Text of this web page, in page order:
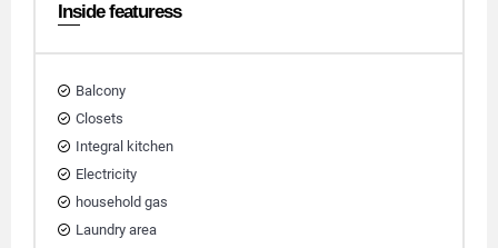
Inside featuress
Balcony
Closets
Integral kitchen
Electricity
household gas
Laundry area